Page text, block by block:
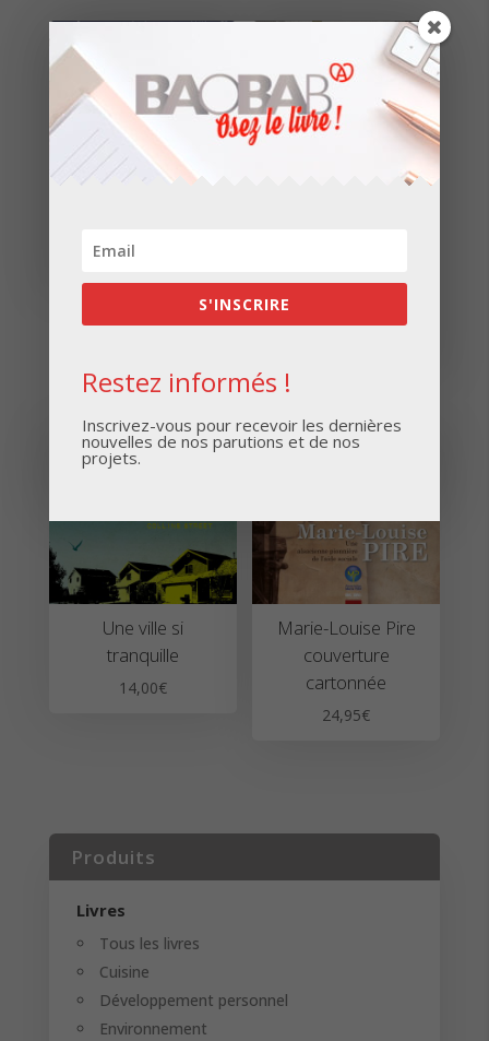
sous-sols de
Une ville si
tranquille
14,00€
Marie-Louise Pire
couverture
cartonnée
24,95€
Produits
Livres
Tous les livres
Cuisine
Développement personnel
Environnement
S'INSCRIRE
Restez informés !
Inscrivez-vous pour recevoir les dernières
nouvelles de nos parutions et de nos
projets.